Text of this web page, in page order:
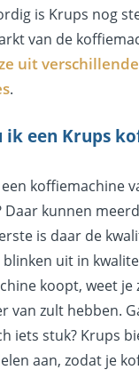
is Krups nog
van de
uit
.
ik een Krups
koffiemachine
Daar kunnen
is daar de
uit in
koopt, weet je
van zult hebben.
iets stuk? Krups
aan, zodat je